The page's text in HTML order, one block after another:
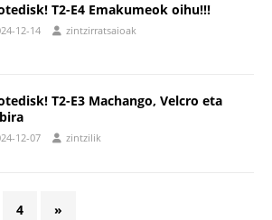
T2-E4 Emakumeok oihu!!!
12-14 zintzirratsaioak
T2-E3 Machango, Velcro eta
12-07 zintzilik
4 »